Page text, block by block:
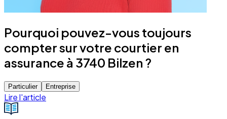
Pourquoi pouvez-vous toujours
compter sur votre courtier en
assurance à 3740 Bilzen ?
Particulier Entreprise
Lire l'article